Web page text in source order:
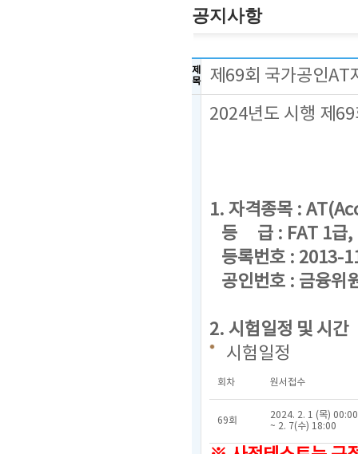
공지사항
제
목
제69회 국가공인AT
2024년도 시행 제
1. 자격종목 :
등 급 : FAT 1급,
등록번호 : 2013-
공인번호 : 금융위
2. 시험일정 및 시간
시험일정
회차 원서접수
69회
2024. 2. 1 (목) 00:00
~ 2. 7(수) 18:00